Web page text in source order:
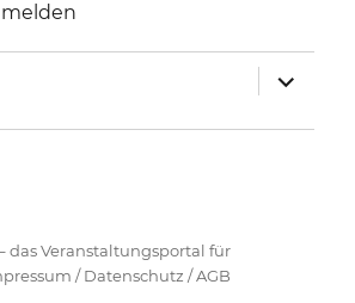
anzeigen
das Veranstaltungsportal für
/Datenschutz /AGB